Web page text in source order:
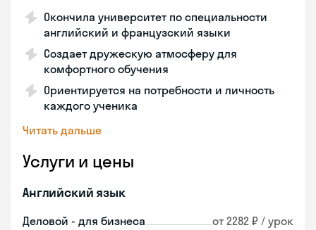
Окончила университет по специальности
английский и французский языки
Создает дружескую атмосферу для
комфортного обучения
Ориентируется на потребности и личность
каждого ученика
Читать дальше
Услуги и цены
Английский язык
Деловой - для бизнеса от 2282 ₽ / урок